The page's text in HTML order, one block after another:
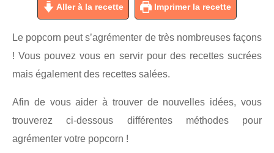
Aller à la recette Imprimer la recette
Le popcorn peut s’agrémenter de très nombreuses façons
! Vous pouvez vous en servir pour des recettes sucrées
mais également des recettes salées.
Afin de vous aider à trouver de nouvelles idées, vous
trouverez ci-dessous différentes méthodes pour
agrémenter votre popcorn !